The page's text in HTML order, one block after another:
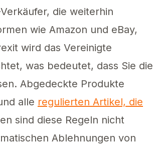
die weiterhin
wie Amazon und eBay,
wird das Vereinigte
was bedeutet, dass Sie die
Abgedeckte Produkte
alle regulierten Artikel, die
sind diese Regeln nicht
Ablehnungen von